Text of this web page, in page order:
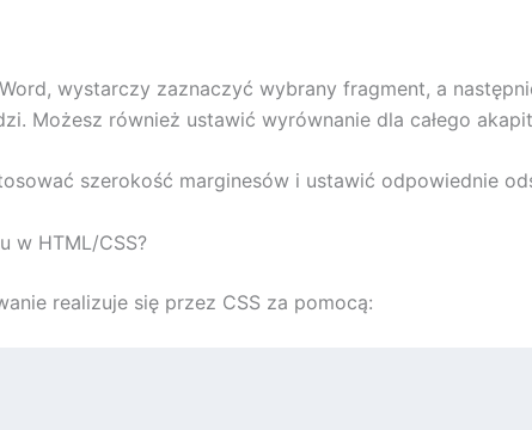
wystarczy zaznaczyć wybrany fragment, a
Możesz również ustawić wyrównanie dla całego
szerokość marginesów i ustawić odpowiednie
w HTML/CSS?
realizuje się przez CSS za pomocą: